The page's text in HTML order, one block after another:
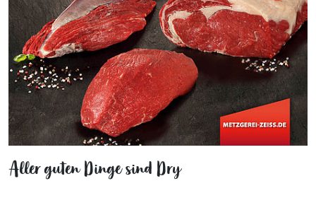
Aller guten Dinge sind Dry